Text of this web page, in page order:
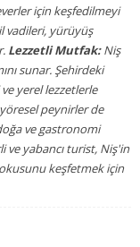
için keşfedilmeyi
vadileri, yürüyüş
Lezzetli Mutfak:Niş
sunar. Şehirdeki
yerel lezzetlerle
peynirler de
ve gastronomi
ve yabancı turist, Niş'in
keşfetmek için